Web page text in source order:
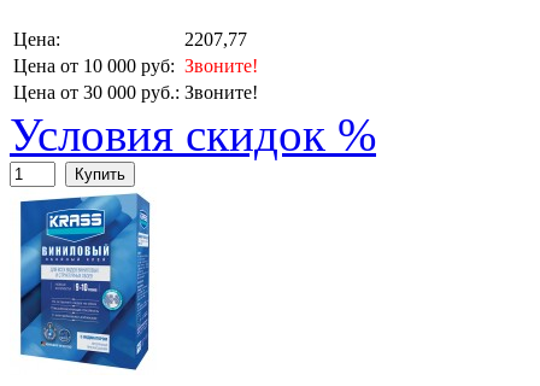
Цена:
2207,77
Цена от 10 000 руб: Звоните!
Цена от 30 000 руб.: Звоните!
Условия скидок %
Купить